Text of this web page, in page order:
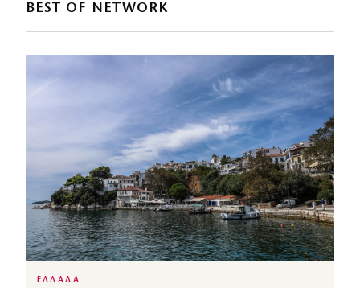
BEST OF NETWORK
ΕΛΛΑΔΑ